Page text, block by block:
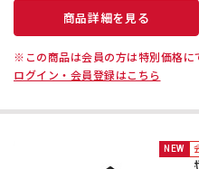
商品詳細を見る
※この商品は会員の方は特別価格に
ログイン・会員登録はこちら
NEW